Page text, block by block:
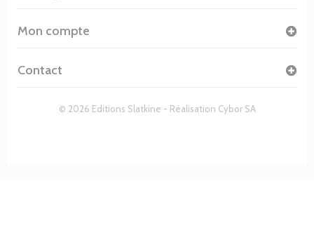
© 2026 Editions Slatkine - Réalisation Cybor SA
Mon compte
Contact